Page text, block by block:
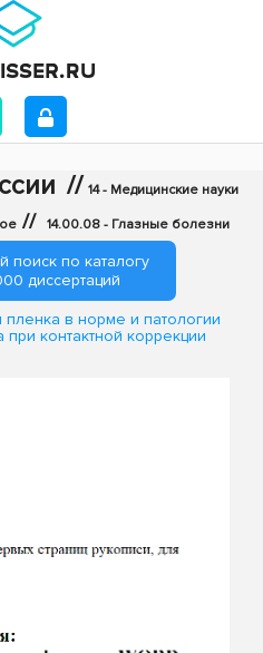
// 14 - Медицинские науки
// 14.00.08 - Глазные болезни
поиск по каталогу
диссертаций
в норме и патологии
контактной коррекции